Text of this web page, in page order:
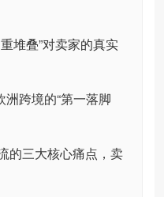
堆叠”对卖家的真实
跨境的“第一落脚
的三大核心痛点，卖